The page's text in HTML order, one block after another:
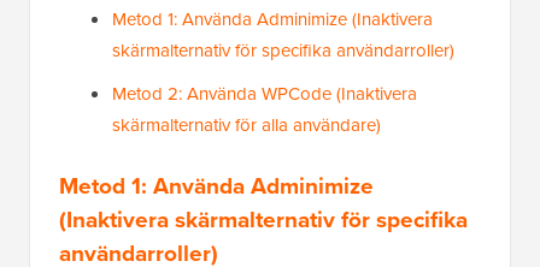
Metod 1: Använda Adminimize (Inaktivera
skärmalternativ för specifika användarroller)
Metod 2: Använda WPCode (Inaktivera
skärmalternativ för alla användare)
Metod 1: AnvändaAdminimize
(Inaktivera skärmalternativ för specifika
användarroller)